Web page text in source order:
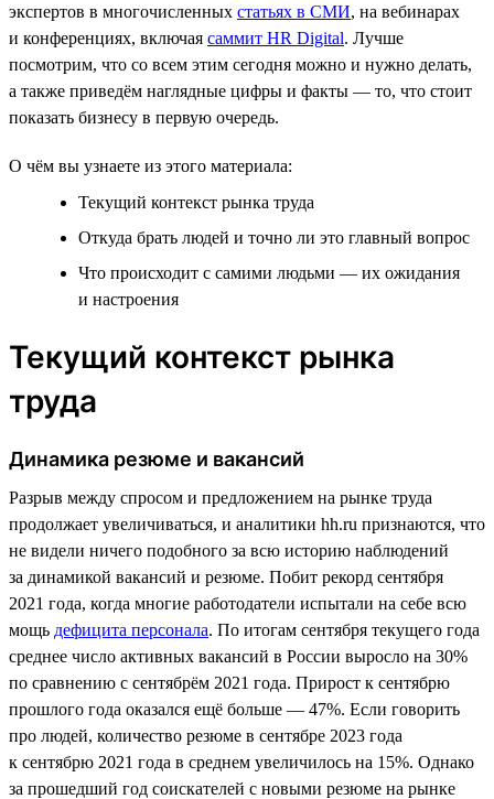
экспертов в многочисленных статьях в СМИ, на вебинарах
и конференциях, включая саммит HR Digital. Лучше
посмотрим, что со всем этим сегодня можно и нужно делать,
а также приведём наглядные цифры и факты — то, что стоит
показать бизнесу в первую очередь.
О чём вы узнаете из этого материала:
Текущий контекст рынка труда
Откуда брать людей и точно ли это главный вопрос
Что происходит с самими людьми — их ожидания
и настроения
Текущий контекст рынка
труда
Динамика резюме и вакансий
Разрыв между спросом и предложением на рынке труда
продолжает увеличиваться, и аналитики hh.ru признаются, что
не видели ничего подобного за всю историю наблюдений
за динамикой вакансий и резюме. Побит рекорд сентября
2021 года, когда многие работодатели испытали на себе всю
мощь дефицита персонала. По итогам сентября текущего года
среднее число активных вакансий в России выросло на 30%
по сравнению с сентябрём 2021 года. Прирост к сентябрю
прошлого года оказался ещё больше — 47%. Если говорить
про людей, количество резюме в сентябре 2023 года
к сентябрю 2021 года в среднем увеличилось на 15%. Однако
за прошедший год соискателей с новыми резюме на рынке